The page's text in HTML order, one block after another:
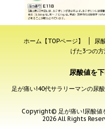
ホーム【TOPページ】 尿
げた3つの方
尿酸値を
足が痛い!40代サラリーマンの尿
Copyright© 足が痛い!尿酸値
2026 All Rights